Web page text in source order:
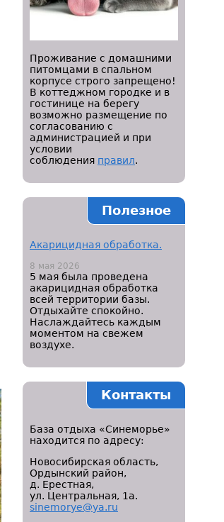
Проживание с домашними
питомцами в спальном
корпусе строго запрещено!
В коттеджном городке и в
гостинице на берегу
возможно размещение по
согласованию с
администрацией и при
условии
соблюдения правил.
Полезное
Акарицидная обработка.
8 мая 2026
5 мая была проведена
акарицидная обработка
всей территории базы.
Отдыхайте спокойно.
Наслаждайтесь каждым
моментом на свежем
воздухе.
Контакты
База отдыха «Синеморье»
находится по адресу:
Новосибирская область,
Ордынский район,
д. Ерестная,
ул. Центральная, 1а.
sinemorye@ya.ru